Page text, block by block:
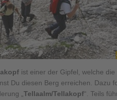
ist einer der Gipfel, welche
Du diesen Berg erreichen. Dazu
„ Tellaalm/Tellakopf“. Teils